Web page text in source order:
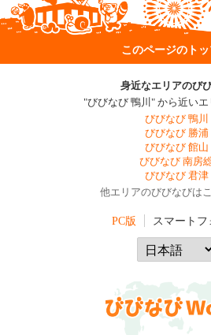
このページのト
身近なエリアのび
"びびなび 鴨川" から近い
びびなび 鴨川
びびなび 勝浦
びびなび 館山
びびなび 南房
びびなび 君津
他エリアのびびなびは
PC版 スマートフ